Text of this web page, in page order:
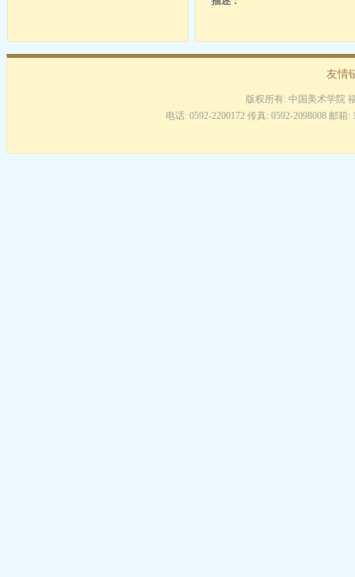
友情
版权所有: 中国美术学院
电话: 0592-2200172 传真: 0592-2098008 邮